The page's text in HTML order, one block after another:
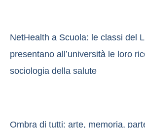
NetHealth a Scuola: le classi del
presentano all’università le loro
sociologia della salute
Ombra di tutti: arte, memoria,